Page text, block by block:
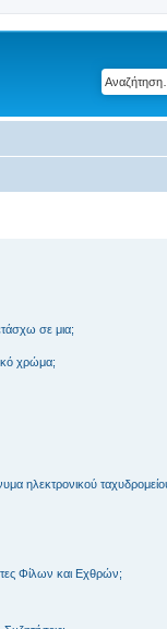
σε μια;
χρώμα;
ηλεκτρονικού
Φίλων και Εχθρών;